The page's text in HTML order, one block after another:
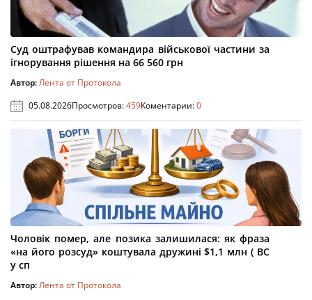
Суд оштрафував командира військової частини за
ігнорування рішення на 66 560 грн
Автор:Лента от Протокола
05.08.2026Просмотров:459Коментарии:0
Чоловік помер, але позика залишилася: як фраза
«на його розсуд» коштувала дружині $1,1 млн ( ВС
у сп
Автор:Лента от Протокола